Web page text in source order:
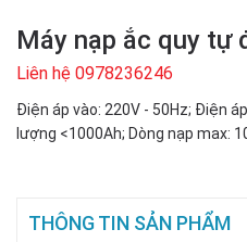
Máy nạp ắc quy tự
Liên hệ 0978236246
Điện áp vào: 220V - 50Hz; Điện
lượng <1000Ah; Dòng nạp max:
THÔNG TIN SẢN PHẨM